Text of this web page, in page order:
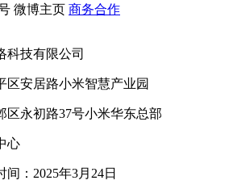
微博主页 商务合作
科技有限公司
区安居路小米智慧产业园
区永初路37号小米华东总部
心
间：2025年3月24日